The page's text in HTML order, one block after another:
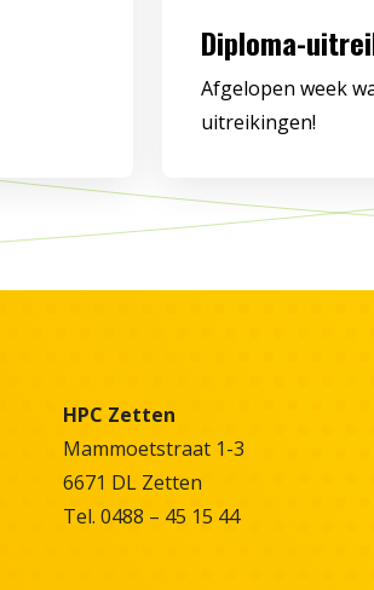
Diploma-
Afgelopen week
uitreikingen!
HPC Zetten
Mammoetstraat 1-3
6671 DL Zetten
Tel. 0488 – 45 15 44